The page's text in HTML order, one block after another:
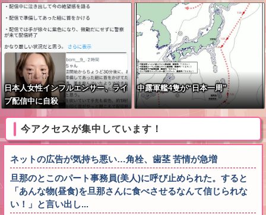
ど…皇室のあり方に関する意識調査
で見えた意外な結果とは
日本人女性インフルエンサー、ライ
ブ配信中に自殺
中露軍艦4隻が“日本一周”
今アクセスが集中しています！
ネットの広告が気持ち悪い…角栓、歯茎 苦情が急増
旦那のとこのパート事務員(美人)に呼び止められた。すると
「あんな物(昼食)を旦那さんに食べさせるなんて信じられな
い！」と言い出し...